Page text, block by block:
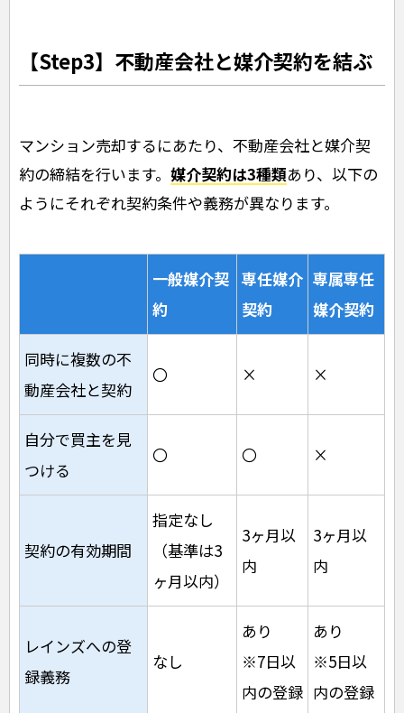
【Step3】不動産会社と媒介契約を結ぶ
マンション売却するにあたり、不動産会社と媒介契
約の締結を行います。 媒介契約は3種類あり、以下の
ようにそれぞれ契約条件や義務が異なります。
一般媒介契
約
専任媒介
契約
専属専任
媒介契約
同時に複数の不
動産会社と契約
〇 × ×
自分で買主を見
つける
〇 〇 ×
契約の有効期間
指定なし
（基準は3
ヶ月以内）
3ヶ月以
内
3ヶ月以
内
レインズへの登
録義務
なし
あり
※7日以
内の登録
あり
※5日以
内の登録